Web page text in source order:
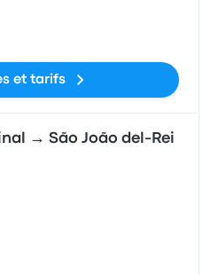
et tarifs
→ São João del-Rei